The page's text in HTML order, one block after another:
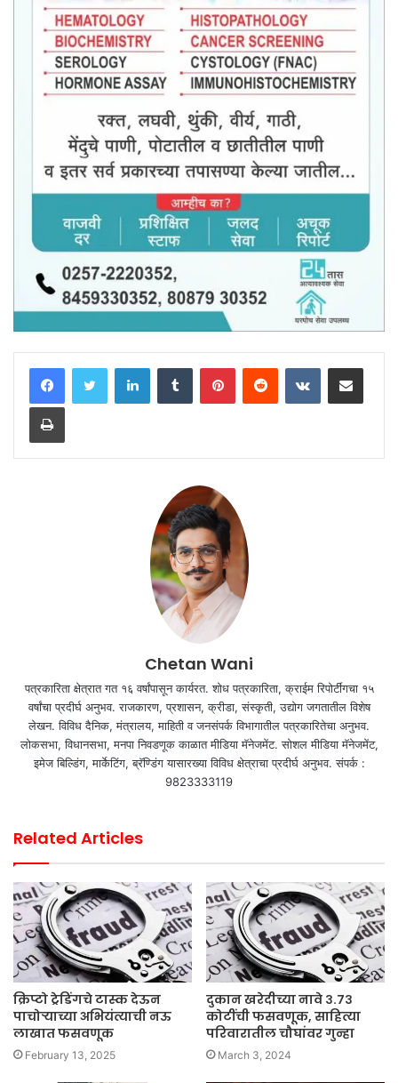
LinkedInTumblr PinterestReddit VKontakteShare via Email
Print
Chetan Wani
पत्रकारिता क्षेत्रात गत १६ वर्षांपासून कार्यरत. शोध पत्रकारिता, क्राईम रिपोर्टींगचा १५
वर्षांचा प्रदीर्घ अनुभव. राजकारण, प्रशासन, क्रीडा, संस्कृती, उद्योग जगतातील विशेष
लेखन. विविध दैनिक, मंत्रालय, माहिती व जनसंपर्क विभागातील पत्रकारितेचा अनुभव.
लोकसभा, विधानसभा, मनपा निवडणूक काळात मीडिया मॅनेजमेंट. सोशल मीडिया मॅनेजमेंट,
इमेज बिल्डिंग, मार्केटिंग, ब्रॅण्डिंग यासारख्या विविध क्षेत्राचा प्रदीर्घ अनुभव. संपर्क :
9823333119
Related Articles
क्रिप्टो ट्रेडिंगचे टास्क देऊन
पाचोर्‍याच्या अभियंत्याची नऊ
लाखात फसवणूक
February 13, 2025
दुकान खरेदीच्या नावे ३.७३
कोटींची फसवणूक, साहित्या
परिवारातील चौघांवर गुन्हा
March 3, 2024